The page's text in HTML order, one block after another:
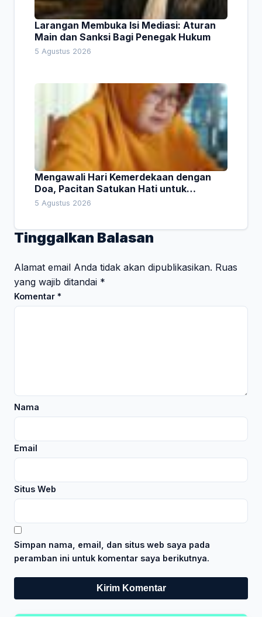
Larangan Membuka Isi Mediasi: Aturan
Main dan Sanksi Bagi Penegak Hukum
5 Agustus 2026
Mengawali Hari Kemerdekaan dengan
Doa, Pacitan Satukan Hati untuk
Indonesia
5 Agustus 2026
Tinggalkan Balasan
Alamat email Anda tidak akan dipublikasikan. Ruas
yang wajib ditandai *
Komentar *
Nama
Email
Situs Web
Simpan nama, email, dan situs web saya pada
peramban ini untuk komentar saya berikutnya.